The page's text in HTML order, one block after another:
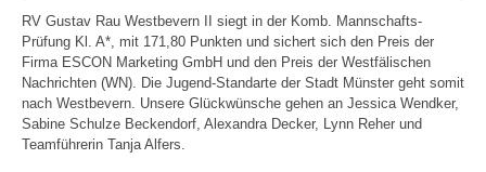
RV Gustav Rau Westbevern II siegt in der Komb. Mannschafts-
Prüfung Kl. A*, mit 171,80 Punkten und sichert sich den Preis der
Firma ESCON Marketing GmbH und den Preis der Westfälischen
Nachrichten (WN). Die Jugend-Standarte der Stadt Münster geht somit
nach Westbevern. Unsere Glückwünsche gehen an Jessica Wendker,
Sabine Schulze Beckendorf, Alexandra Decker, Lynn Reher und
Teamführerin Tanja Alfers.